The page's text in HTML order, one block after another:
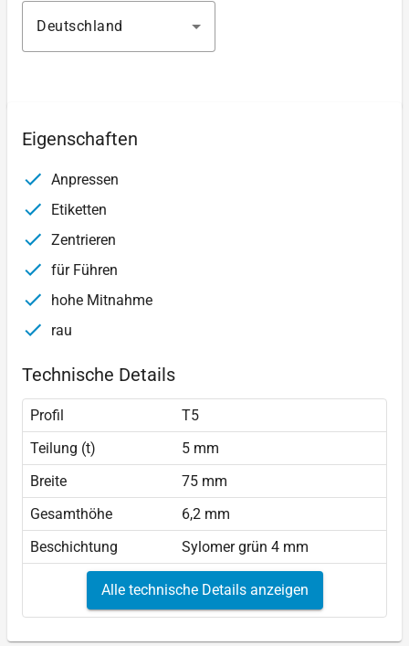
Deutschland
Eigenschaften
Anpressen
Etiketten
Zentrieren
für Führen
hohe Mitnahme
rau
Technische Details
Profil
T5
Teilung (t)
5 mm
Breite
75 mm
Gesamthöhe
6,2 mm
Beschichtung
Sylomer grün 4 mm
Alle technische Details anzeigen